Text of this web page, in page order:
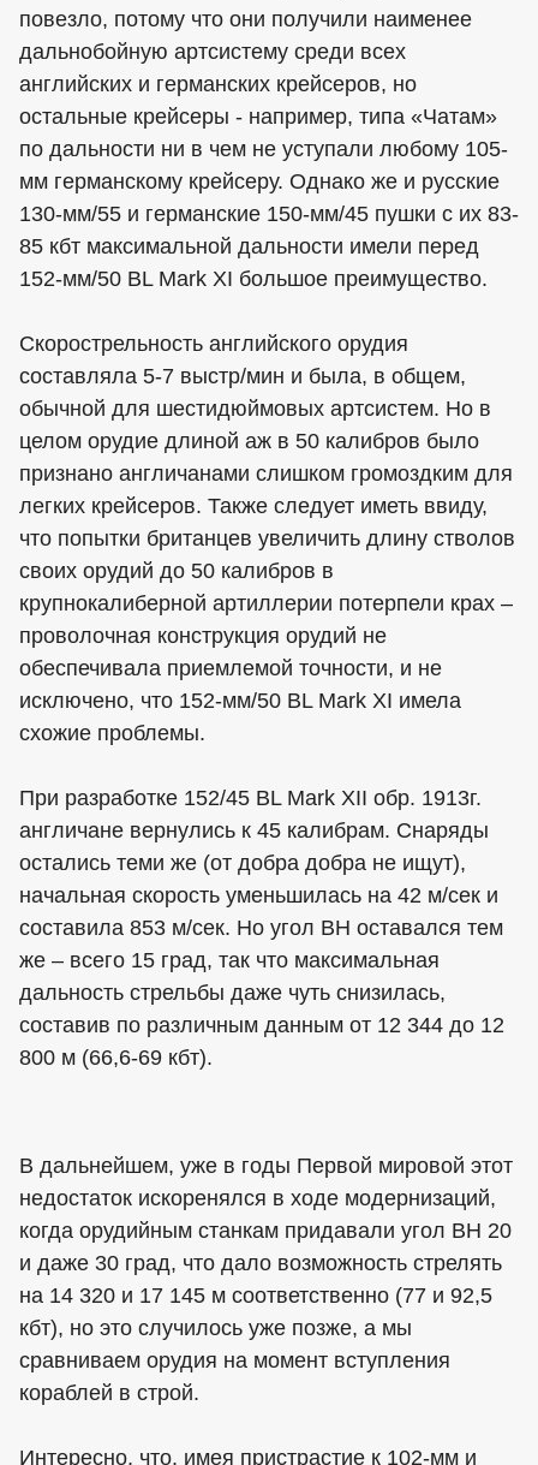
повезло, потому что они получили наименее
дальнобойную артсистему среди всех
английских и германских крейсеров, но
остальные крейсеры - например, типа «Чатам»
по дальности ни в чем не уступали любому 105-
мм германскому крейсеру. Однако же и русские
130-мм/55 и германские 150-мм/45 пушки с их 83-
85 кбт максимальной дальности имели перед
152-мм/50 BL Mark XI большое преимущество.
Скорострельность английского орудия
составляла 5-7 выстр/мин и была, в общем,
обычной для шестидюймовых артсистем. Но в
целом орудие длиной аж в 50 калибров было
признано англичанами слишком громоздким для
легких крейсеров. Также следует иметь ввиду,
что попытки британцев увеличить длину стволов
своих орудий до 50 калибров в
крупнокалиберной артиллерии потерпели крах –
проволочная конструкция орудий не
обеспечивала приемлемой точности, и не
исключено, что 152-мм/50 BL Mark XI имела
схожие проблемы.
При разработке 152/45 BL Mark XII обр. 1913г.
англичане вернулись к 45 калибрам. Снаряды
остались теми же (от добра добра не ищут),
начальная скорость уменьшилась на 42 м/сек и
составила 853 м/сек. Но угол ВН оставался тем
же – всего 15 град, так что максимальная
дальность стрельбы даже чуть снизилась,
составив по различным данным от 12 344 до 12
800 м (66,6-69 кбт).
В дальнейшем, уже в годы Первой мировой этот
недостаток искоренялся в ходе модернизаций,
когда орудийным станкам придавали угол ВН 20
и даже 30 град, что дало возможность стрелять
на 14 320 и 17 145 м соответственно (77 и 92,5
кбт), но это случилось уже позже, а мы
сравниваем орудия на момент вступления
кораблей в строй.
Интересно, что, имея пристрастие к 102-мм и